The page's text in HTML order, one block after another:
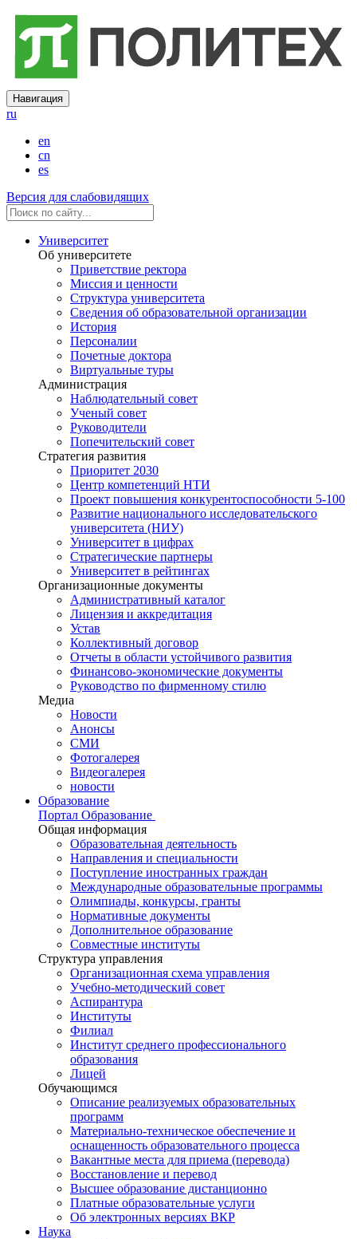
Навигация
ru
en
cn
es
Версия для слабовидящих
Университет
Об университете
Приветствие ректора
Миссия и ценности
Структура университета
Сведения об образовательной организации
История
Персоналии
Почетные доктора
Виртуальные туры
Администрация
Наблюдательный совет
Ученый совет
Руководители
Попечительский совет
Стратегия развития
Приоритет 2030
Центр компетенций НТИ
Проект повышения конкурентоспособности 5-100
Развитие национального исследовательского
университета (НИУ)
Университет в цифрах
Стратегические партнеры
Университет в рейтингах
Организационные документы
Административный каталог
Лицензия и аккредитация
Устав
Коллективный договор
Отчеты в области устойчивого развития
Финансово-экономические документы
Руководство по фирменному стилю
Медиа
Новости
Анонсы
СМИ
Фотогалерея
Видеогалерея
новости
Образование
Портал Образование
Общая информация
Образовательная деятельность
Направления и специальности
Поступление иностранных граждан
Международные образовательные программы
Олимпиады, конкурсы, гранты
Нормативные документы
Дополнительное образование
Совместные институты
Структура управления
Организационная схема управления
Учебно-методический совет
Аспирантура
Институты
Филиал
Институт среднего профессионального
образования
Лицей
Обучающимся
Описание реализуемых образовательных
программ
Материально-техническое обеспечение и
оснащенность образовательного процесса
Вакантные места для приема (перевода)
Восстановление и перевод
Высшее образование дистанционно
Платные образовательные услуги
Об электронных версиях ВКР
Наука